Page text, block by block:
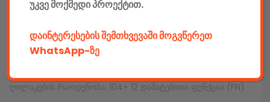
ენა: ინგლისური
ღილაკების რაოდენობა: 104+ 12 დამატებითი ფუნქცია (FN)
უკვე მოქმედი პროექტით.
დაინტერესების შემთხვევაში მოგვწერეთ
WhatsApp-ზე